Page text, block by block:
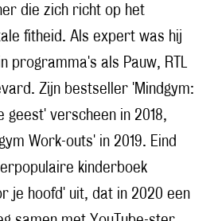
die zich richt op het
fitheid. Als expert was hij
programma's als Pauw, RTL
Zijn bestseller 'Mindgym:
geest' verscheen in 2018,
Work-outs' in 2019. Eind
kinderboek
je hoofd' uit, dat in 2020 een